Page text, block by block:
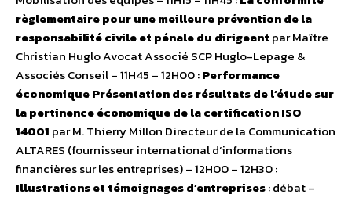
règlementaire pour une meilleure prévention de la
responsabilité civile et pénale du dirigeant par Maître
Christian Huglo Avocat Associé SCP Huglo-Lepage &
Associés Conseil – 11H45 – 12H00 :Performance
économiquePrésentation des résultats de l’étude sur
la pertinence économique de la certification ISO
14001 par M. Thierry Millon Directeur de la Communication
ALTARES (fournisseur international d’informations
financières sur les entreprises) – 12H00 – 12H30 :
Illustrations et témoignages d’entreprises: débat –